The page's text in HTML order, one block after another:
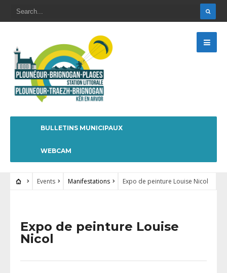
BULLETINS MUNICIPAUX
WEBCAM
Events Manifestations Expo de peinture Louise Nicol
Expo de peinture Louise
Nicol